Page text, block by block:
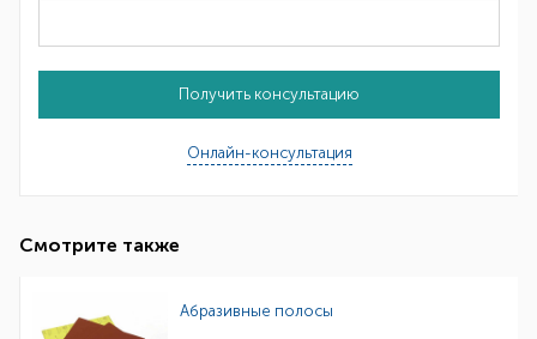
Получить консультацию
Онлайн-консультация
Смотрите также
Абразивные полосы